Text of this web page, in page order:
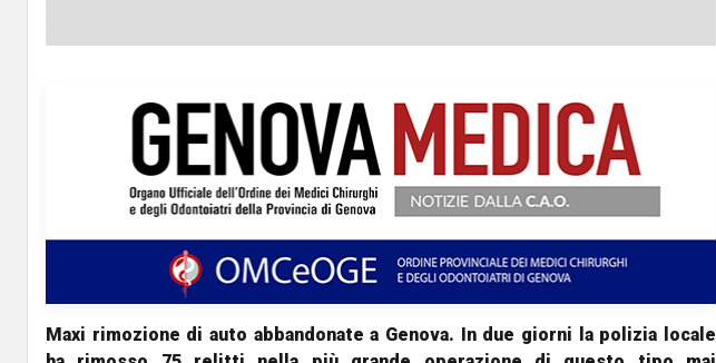
Maxi rimozione di auto abbandonate a Genova. In due giorni la polizia locale